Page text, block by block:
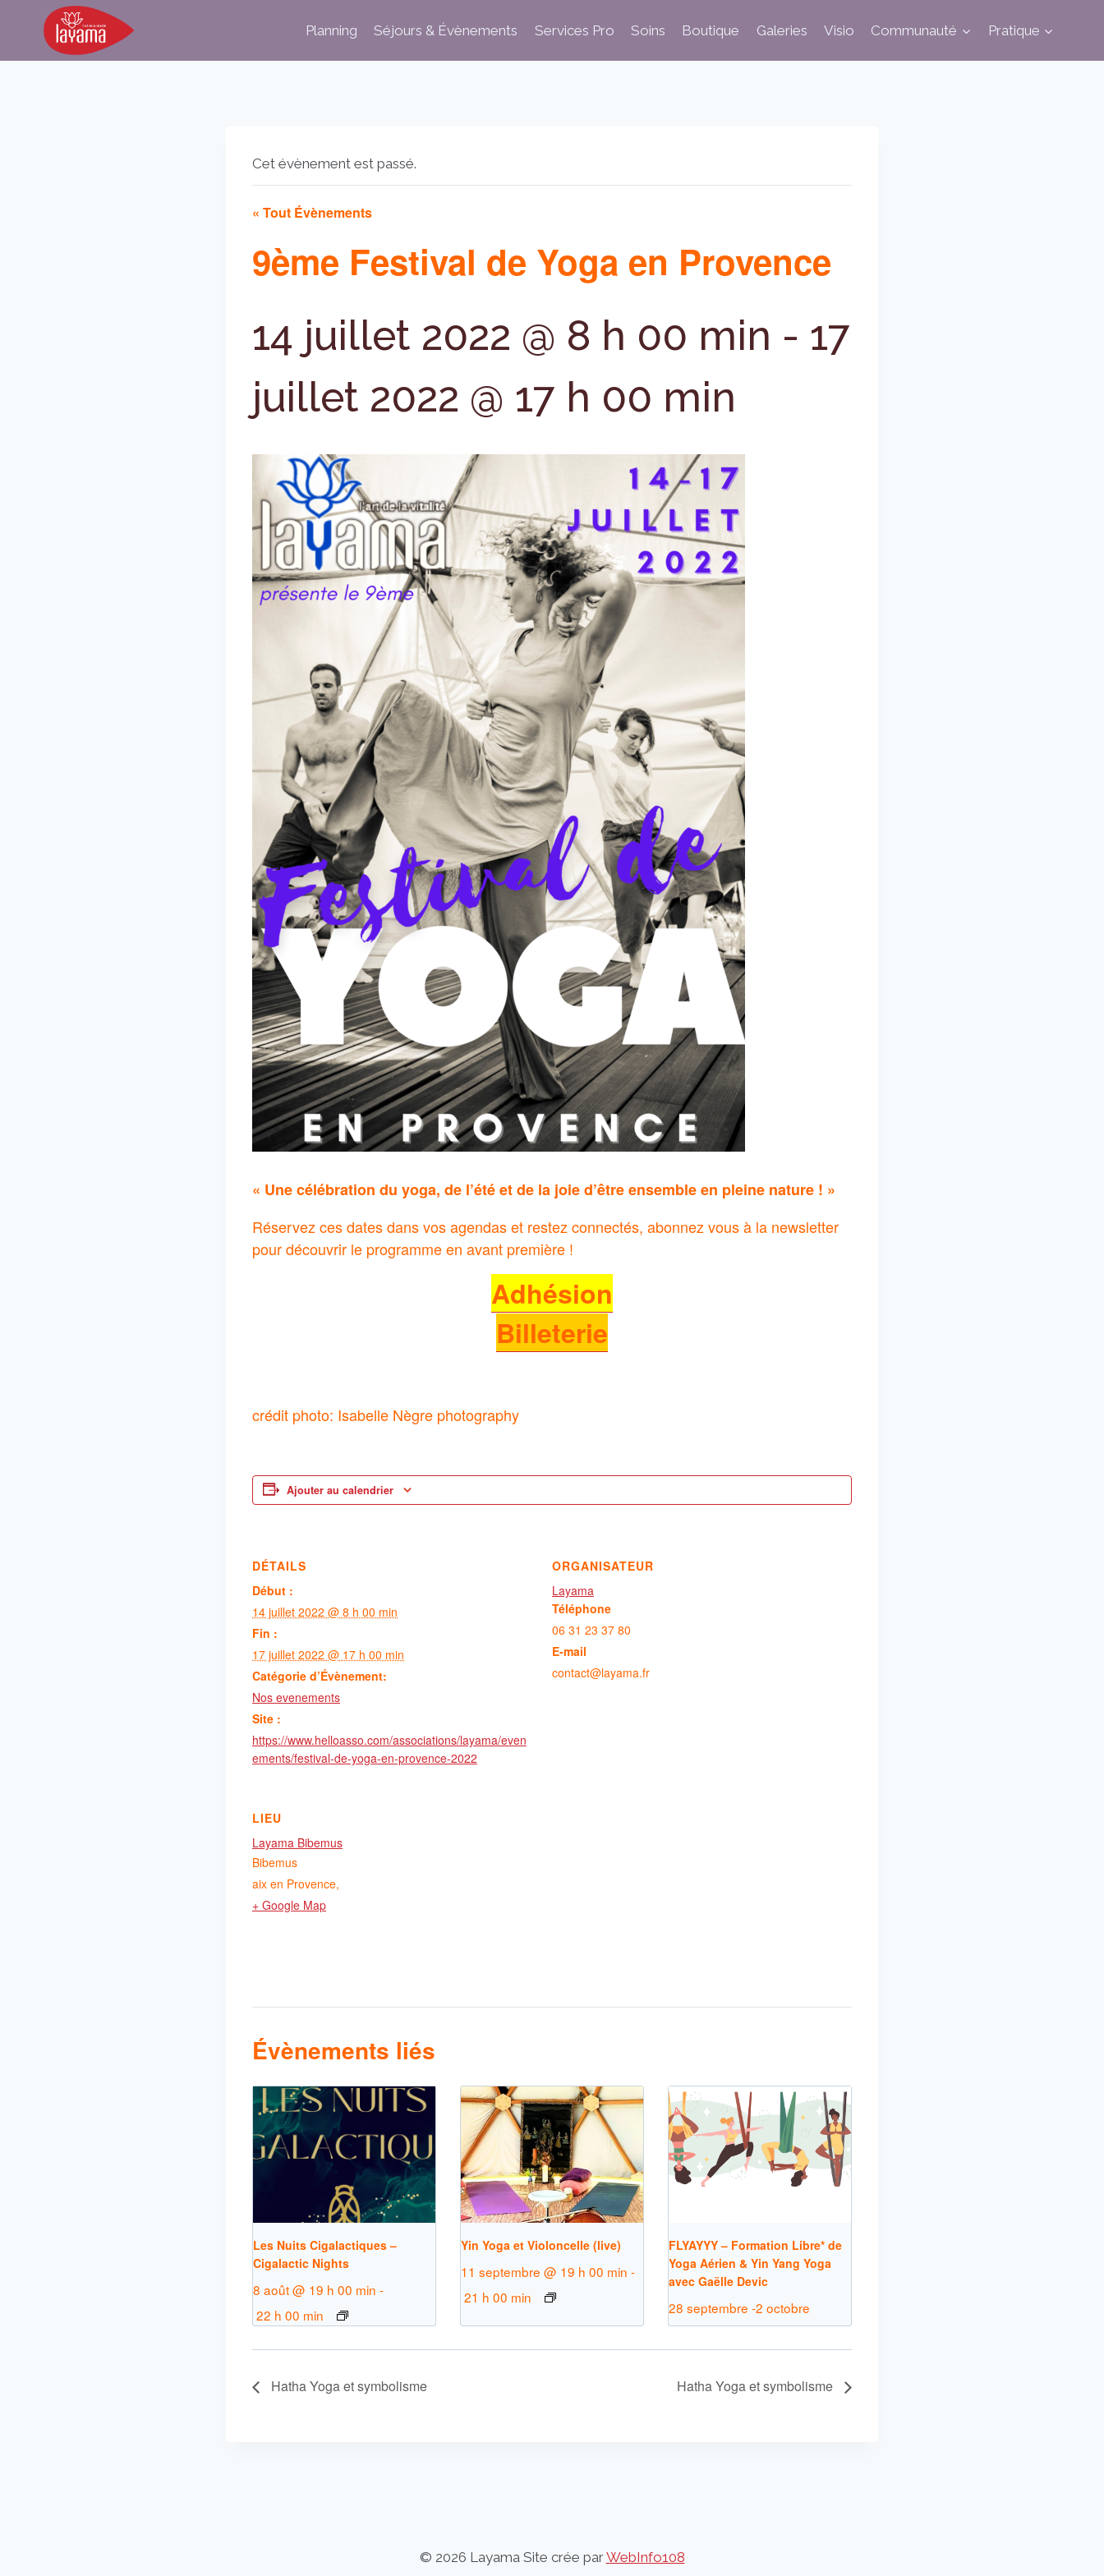
Planning Séjours & Évènements Services Pro Soins Boutique Galeries Visio Communauté Pratique
Cet évènement est passé.
« Tout Évènements
9ème Festival de Yoga en Provence
14 juillet 2022 @ 8 h 00 min - 17
juillet 2022 @ 17 h 00 min
« Une célébration du yoga, de l’été et de la joie d’être ensemble en pleine nature ! »
Réservez ces dates dans vos agendas et restez connectés, abonnez vous à la newsletter
pour découvrir le programme en avant première !
Adhésion
Billeterie
crédit photo: Isabelle Nègre photography
Ajouter au calendrier
DÉTAILS
Début :
14 juillet 2022 @ 8 h 00 min
Fin :
17 juillet 2022 @ 17 h 00 min
Catégorie d’Évènement:
Nos evenements
Site :
https://www.helloasso.com/associations/layama/even
ements/festival-de-yoga-en-provence-2022
ORGANISATEUR
Layama
Téléphone
06 31 23 37 80
E-mail
contact@layama.fr
LIEU
Layama Bibemus
Bibemus
aix en Provence,
+ Google Map
Évènements liés
Les Nuits Cigalactiques –
Cigalactic Nights
8 août @ 19 h 00 min -
22 h 00 min
Yin Yoga et Violoncelle (live)
11 septembre @ 19 h 00 min -
21 h 00 min
FLYAYYY – Formation Libre* de
Yoga Aérien & Yin Yang Yoga
avec Gaëlle Devic
28 septembre -2 octobre
Hatha Yoga et symbolisme Hatha Yoga et symbolisme
© 2026 Layama Site crée parWebInfo108